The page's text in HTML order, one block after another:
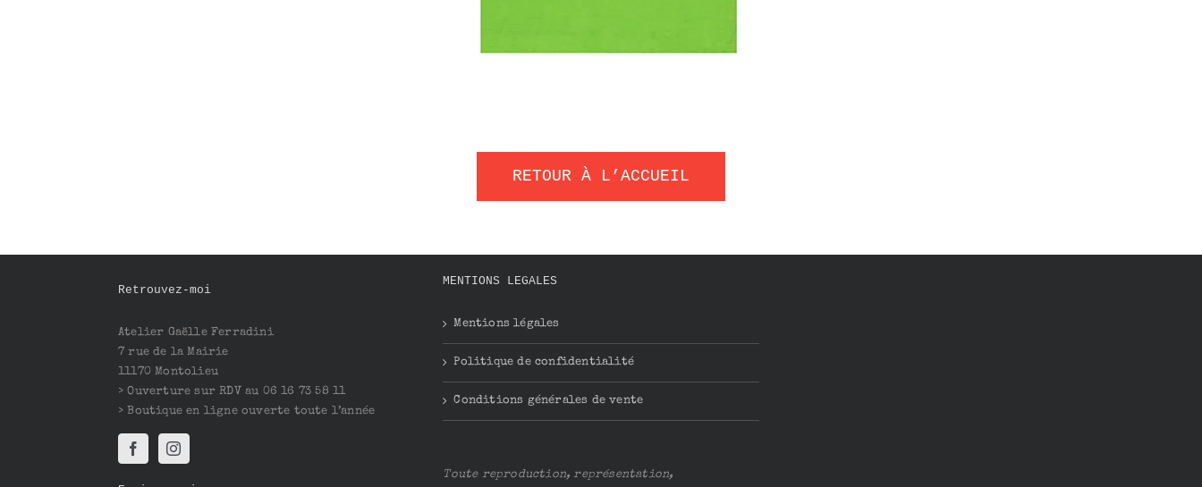
RETOUR À L’ACCUEIL
Retrouvez-moi
Atelier Gaëlle Ferradini
7 rue de la Mairie
11170 Montolieu
> Ouverture sur RDV au 06 16 73 58 11
> Boutique en ligne ouverte toute l’année
MENTIONS LEGALES
Mentions légales
Politique de confidentialité
Conditions générales de vente
Toute reproduction, représentation,